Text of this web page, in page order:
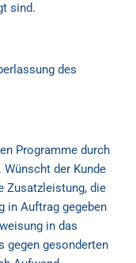
sind.
des
Programme durch
der Kunde
Zusatzleistung, die
in Auftrag gegeben
in das
gegen gesonderten